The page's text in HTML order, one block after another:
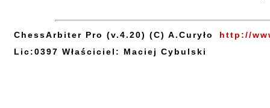
ChessArbiter Pro (v.4.20) (C) A.Curyło
http://
Lic:0397 Właściciel: Maciej Cybulski